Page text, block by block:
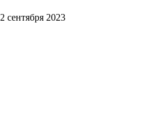
2 сентября 2023